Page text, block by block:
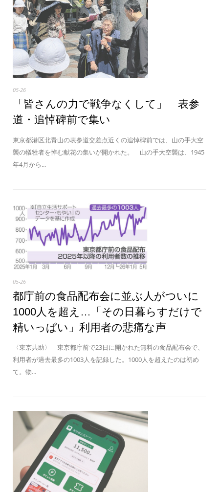
05-26
「皆さんの力で戦争なくして」 表参
道・追悼碑前で集い
東京都港区北青山の表参道交差点近くの追悼碑前では、山の手大空
襲の犠牲者を悼む献花の集いが開かれた。 山の手大空襲は、1945
年4月から...
05-26
都庁前の食品配布会に並ぶ人がついに
1000人を超え…「その日暮らすだけで
精いっぱい」利用者の悲痛な声
〈東京共助〉 東京都庁前で23日に開かれた無料の食品配布会で、
利用者が過去最多の1003人を記録した。1000人を超えたのは初め
て。物...